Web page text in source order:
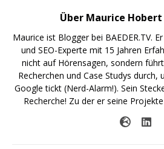
Über Maurice Hobert
Maurice ist Blogger bei BAEDER.TV.
und SEO-Experte mit 15 Jahren
nicht auf Hörensagen, sondern
Recherchen und Case Studys durch,
Google tickt (Nerd-Alarm!). Sein
Recherche! Zu der er seine